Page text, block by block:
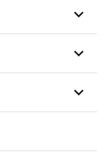
keyboard_arrow_down
keyboard_arrow_down
keyboard_arrow_down